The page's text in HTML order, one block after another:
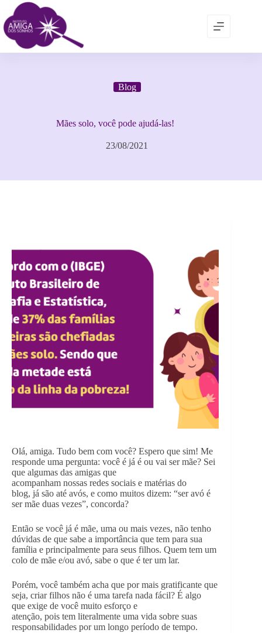
Blog
Mães solo, você pode ajudá-las!
23/08/2021
Olá, amiga. Tudo bem com você? Espero que sim! Me
responde uma pergunta: você é já é ou vai ser mãe? Sei
que algumas das amigas que
acompanham nossas redes sociais e matérias do
blog, já são até avós, e como muitos dizem: “ser avó é
ser mãe duas vezes”, concorda?
Então se você já é mãe, uma ou mais vezes, não tenho
dúvidas de que sabe a importância que tem para sua
família e principalmente para seus filhos. Quem tem um
colo de mãe e/ou avó, sabe o que é ter um lar.
Porém, você também acha que por mais gratificante que
seja, criar filhos não é uma tarefa nada fácil? É algo
que exige de você muito esforço e
atenção, pois tem literalmente uma vida sobre suas
responsabilidades por um longo período de tempo.